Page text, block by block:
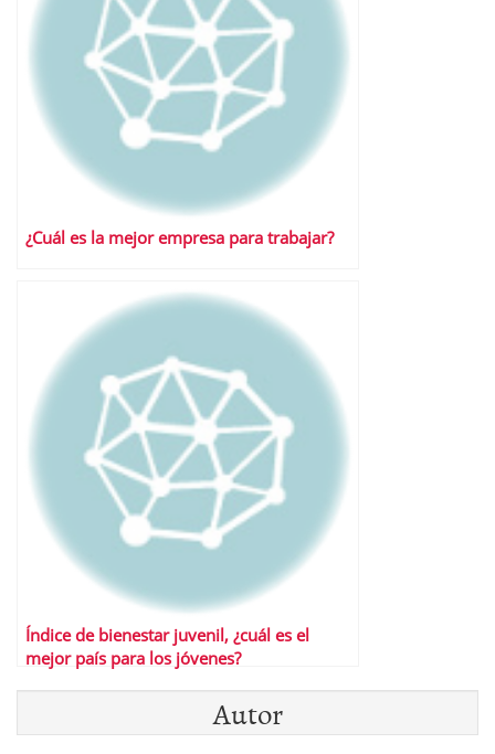
¿Cuál es la mejor empresa para trabajar?
Índice de bienestar juvenil, ¿cuál es el
mejor país para los jóvenes?
Autor